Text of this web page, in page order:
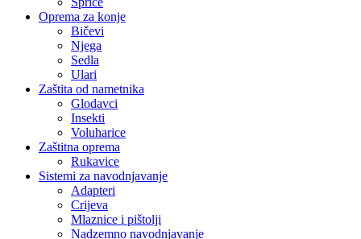
Oprema za konje
Bičevi
Njega
Sedla
Ulari
Zaštita od nametnika
Glodavci
Insekti
Voluharice
Zaštitna oprema
Rukavice
Sistemi za navodnjavanje
Adapteri
Crijeva
Mlaznice i pištolji
Nadzemno navodnjavanje